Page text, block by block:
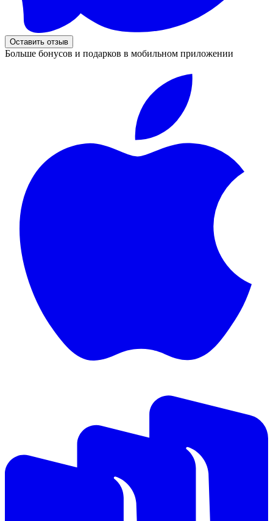
Оставить отзыв
Больше бонусов и подарков в мобильном приложении